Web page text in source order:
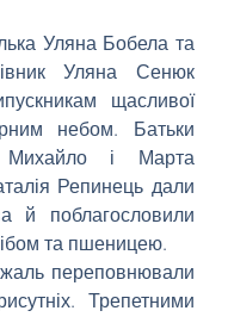
Уляна Бобела та
Уляна Сенюк
щасливої
небом. Батьки
Михайло і Марта
Репинець дали
й поблагословили
та пшеницею.
жаль переповнювали
Трепетними